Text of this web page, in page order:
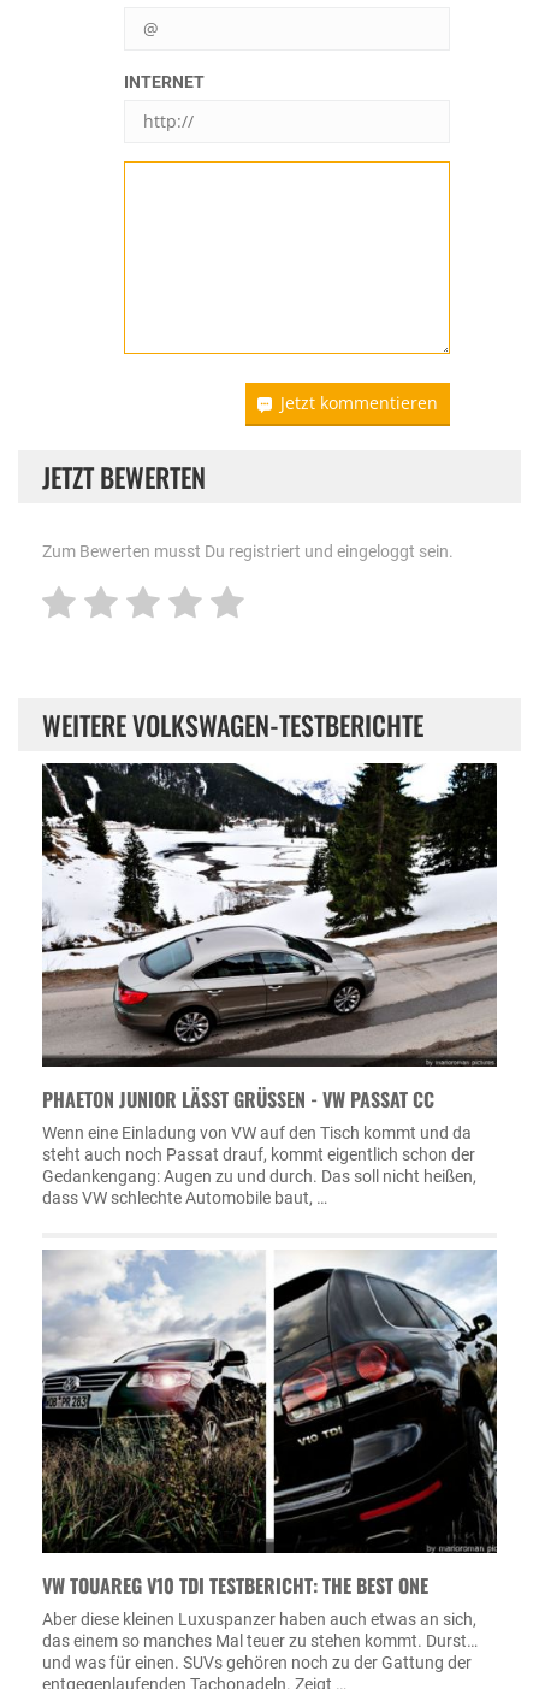
INTERNET
Jetzt kommentieren
JETZT BEWERTEN
Zum Bewerten musst Du registriert und eingeloggt sein.
WEITERE VOLKSWAGEN-TESTBERICHTE
PHAETON JUNIOR LÄSST GRÜSSEN - VW PASSAT CC
Wenn eine Einladung von VW auf den Tisch kommt und da
steht auch noch Passat drauf, kommt eigentlich schon der
Gedankengang: Augen zu und durch. Das soll nicht heißen,
dass VW schlechte Automobile baut, …
VW TOUAREG V10 TDI TESTBERICHT: THE BEST ONE
Aber diese kleinen Luxuspanzer haben auch etwas an sich,
das einem so manches Mal teuer zu stehen kommt. Durst…
und was für einen. SUVs gehören noch zu der Gattung der
entgegenlaufenden Tachonadeln. Zeigt …